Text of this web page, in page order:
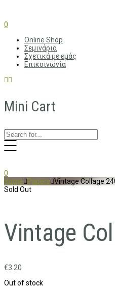
0
Online Shop
Σεμινάρια
Σχετικά με εμάς
Επικοινωνία
Mini Cart
0
Home
Papers Vintage Collage
Sold Out
Vintage
€3.20
Out of stock